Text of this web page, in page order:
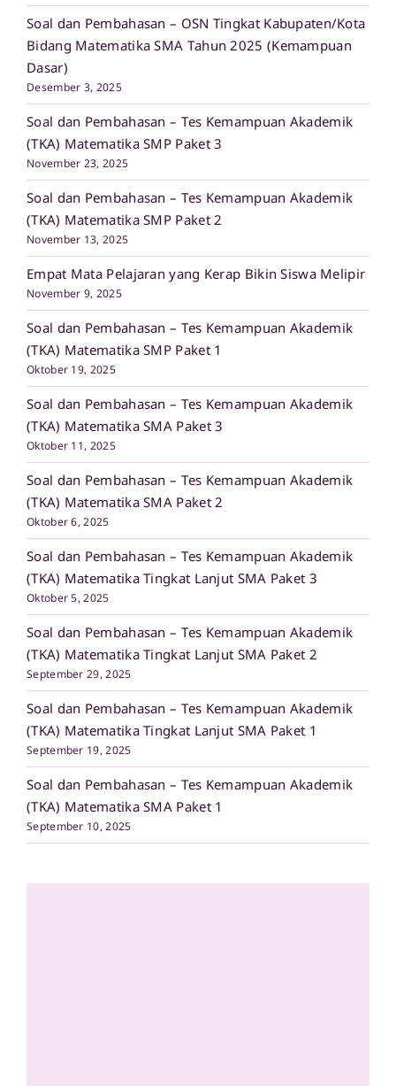
Soal dan Pembahasan – OSN Tingkat Kabupaten/Kota
Bidang Matematika SMA Tahun 2025 (Kemampuan
Dasar)
Desember 3, 2025
Soal dan Pembahasan – Tes Kemampuan Akademik
(TKA) Matematika SMP Paket 3
November 23, 2025
Soal dan Pembahasan – Tes Kemampuan Akademik
(TKA) Matematika SMP Paket 2
November 13, 2025
Empat Mata Pelajaran yang Kerap Bikin Siswa Melipir
November 9, 2025
Soal dan Pembahasan – Tes Kemampuan Akademik
(TKA) Matematika SMP Paket 1
Oktober 19, 2025
Soal dan Pembahasan – Tes Kemampuan Akademik
(TKA) Matematika SMA Paket 3
Oktober 11, 2025
Soal dan Pembahasan – Tes Kemampuan Akademik
(TKA) Matematika SMA Paket 2
Oktober 6, 2025
Soal dan Pembahasan – Tes Kemampuan Akademik
(TKA) Matematika Tingkat Lanjut SMA Paket 3
Oktober 5, 2025
Soal dan Pembahasan – Tes Kemampuan Akademik
(TKA) Matematika Tingkat Lanjut SMA Paket 2
September 29, 2025
Soal dan Pembahasan – Tes Kemampuan Akademik
(TKA) Matematika Tingkat Lanjut SMA Paket 1
September 19, 2025
Soal dan Pembahasan – Tes Kemampuan Akademik
(TKA) Matematika SMA Paket 1
September 10, 2025